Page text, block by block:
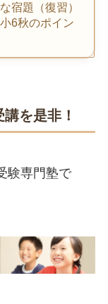
宿題（復習）
6秋のポイン
を是非！
験専門塾で